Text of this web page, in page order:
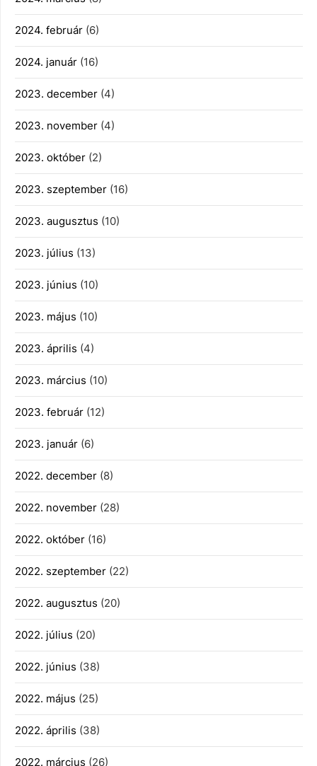
2024. február (6)
2024. január (16)
2023. december (4)
2023. november (4)
2023. október (2)
2023. szeptember (16)
2023. augusztus (10)
2023. július (13)
2023. június (10)
2023. május (10)
2023. április (4)
2023. március (10)
2023. február (12)
2023. január (6)
2022. december (8)
2022. november (28)
2022. október (16)
2022. szeptember (22)
2022. augusztus (20)
2022. július (20)
2022. június (38)
2022. május (25)
2022. április (38)
2022. március (26)